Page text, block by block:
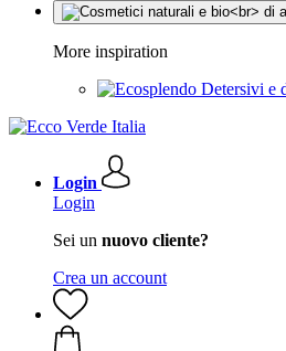
More inspiration
Detersivi e
Login
Login
Sei un nuovo cliente?
Crea un account